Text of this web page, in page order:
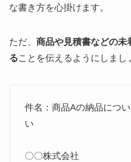
な書き方を心掛けます。
ただ、 商品や見積書などの未
ることを伝えるようにしまし
件名：商品Aの納品につ
い
〇〇株式会社